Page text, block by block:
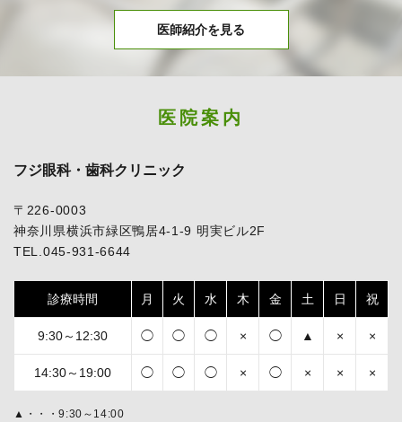
医師紹介を見る
医院案内
フジ眼科・歯科クリニック
〒226-0003
神奈川県横浜市緑区鴨居4-1-9 明実ビル2F
TEL.045-931-6644
診療時間 月 火 水 木 金 土 日 祝
9:30～12:30 ◯ ◯ ◯ × ◯ ▲ × ×
14:30～19:00 ◯ ◯ ◯ × ◯ × × ×
▲・・・9:30～14:00